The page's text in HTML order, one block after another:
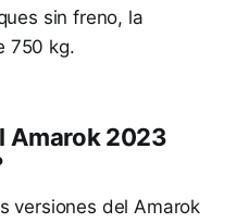
sin freno, la
750 kg.
Amarok 2023
versiones del Amarok